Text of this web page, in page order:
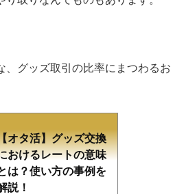
、グッズ取引の比率にまつわるお
オタ活】グッズ交換
おけるレートの意味
は？使い方の事例を
説！